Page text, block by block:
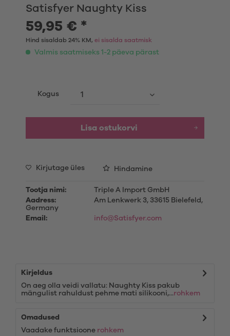
Satisfyer Naughty Kiss
59,95 € *
Hind sisaldab 24% KM, ei sisalda saatmisk
Valmis saatmiseks 1-2 päeva pärast
Kogus
Lisa ostukorvi
Kirjutage üles Hindamine
Tootja nimi:
Triple A Import GmbH
Aadress:
Am Lenkwerk 3, 33615 Bielefeld,
Germany
Email:
info@Satisfyer.com
Kirjeldus
On aeg olla veidi vallatu: Naughty Kiss pakub
mängulist rahuldust pehme mati silikooni,...rohkem
Omadused
Vaadake funktsioone rohkem